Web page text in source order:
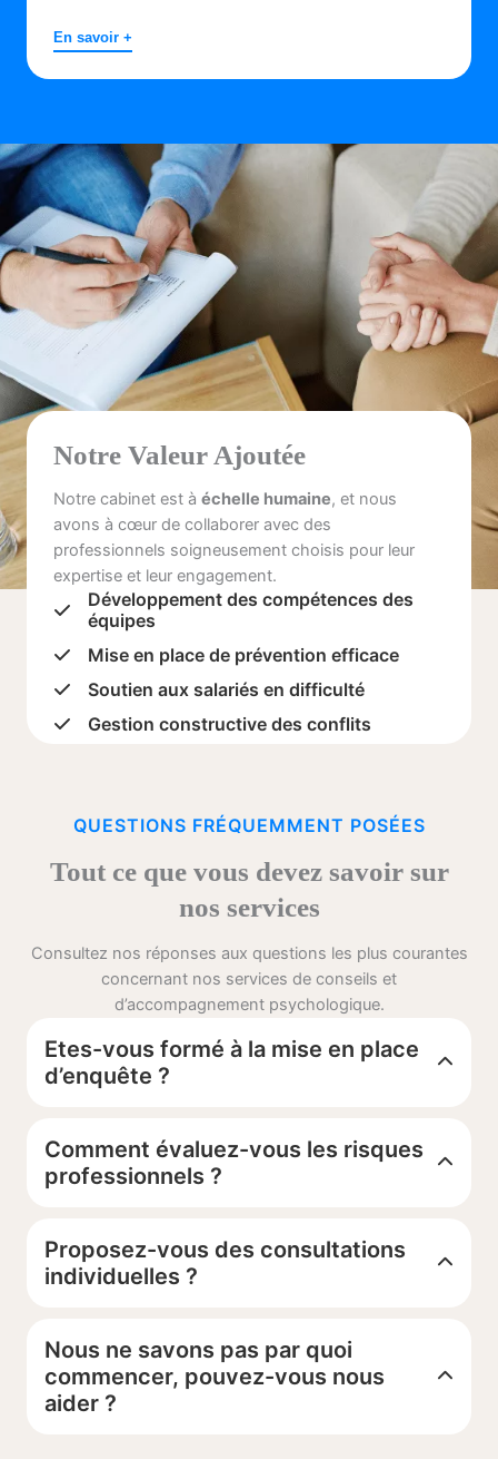
En savoir +
Notre Valeur Ajoutée
Notre cabinet est à échelle humaine, et nous
avons à cœur de collaborer avec des
professionnels soigneusement choisis pour leur
expertise et leur engagement.
Développement des compétences des
équipes
Mise en place de prévention efficace
Soutien aux salariés en difficulté
Gestion constructive des conflits
QUESTIONS FRÉQUEMMENT POSÉES
Tout ce que vous devez savoir sur
nos services
Consultez nos réponses aux questions les plus courantes
concernant nos services de conseils et
d’accompagnement psychologique.
Etes-vous formé à la mise en place
d’enquête ?
Comment évaluez-vous les risques
professionnels ?
Proposez-vous des consultations
individuelles ?
Nous ne savons pas par quoi
commencer, pouvez-vous nous
aider ?